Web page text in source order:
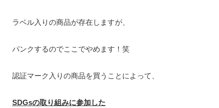
ラベル入りの商品が存在しますが、
パンクするのでここでやめます！笑
認証マーク入りの商品を買うことによって、
SDGsの取り組みに参加した